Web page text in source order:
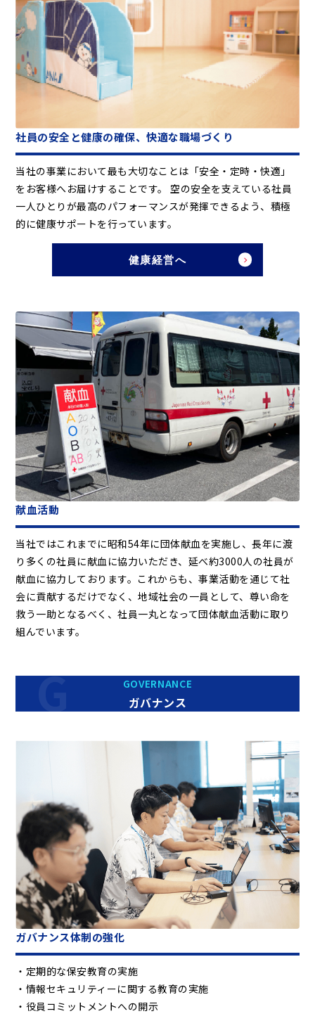
社員の安全と健康の確保、快適な職場づくり
当社の事業において最も大切なことは「安全・定時・快適」
をお客様へお届けすることです。 空の安全を支えている社員
一人ひとりが最高のパフォーマンスが発揮できるよう、積極
的に健康サポートを行っています。
健康経営へ
献血活動
当社ではこれまでに昭和54年に団体献血を実施し、長年に渡
り多くの社員に献血に協力いただき、延べ約3000人の社員が
献血に協力しております。これからも、事業活動を通じて社
会に貢献するだけでなく、地域社会の一員として、尊い命を
救う一助となるべく、社員一丸となって団体献血活動に取り
組んでいます。
GOVERNANCE
ガバナンス
ガバナンス体制の強化
定期的な保安教育の実施
情報セキュリティーに関する教育の実施
役員コミットメントへの開示